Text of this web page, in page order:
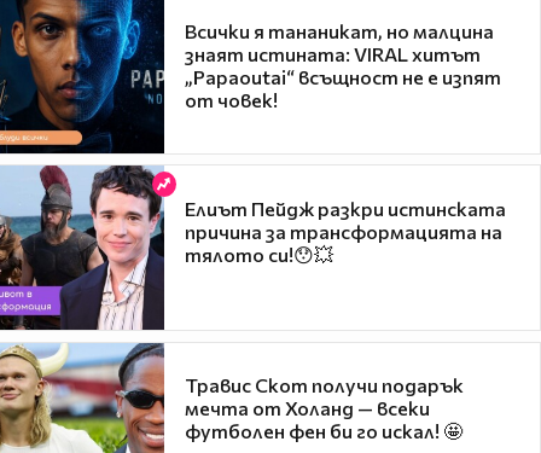
Всички я тананикат, но малцина
знаят истината: VIRAL хитът
„Papaoutai“ всъщност не е изпят
от човек!
Елиът Пейдж разкри истинската
причина за трансформацията на
тялото си!😯💥
Травис Скот получи подарък
мечта от Холанд — всеки
футболен фен би го искал! 🤩